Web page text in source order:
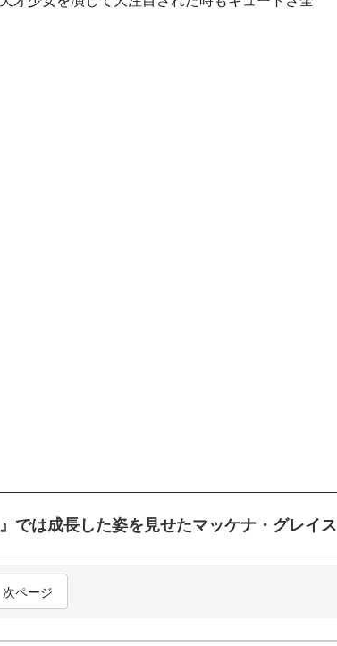
では成長した姿を見せたマッケナ・グレイス
次ページ